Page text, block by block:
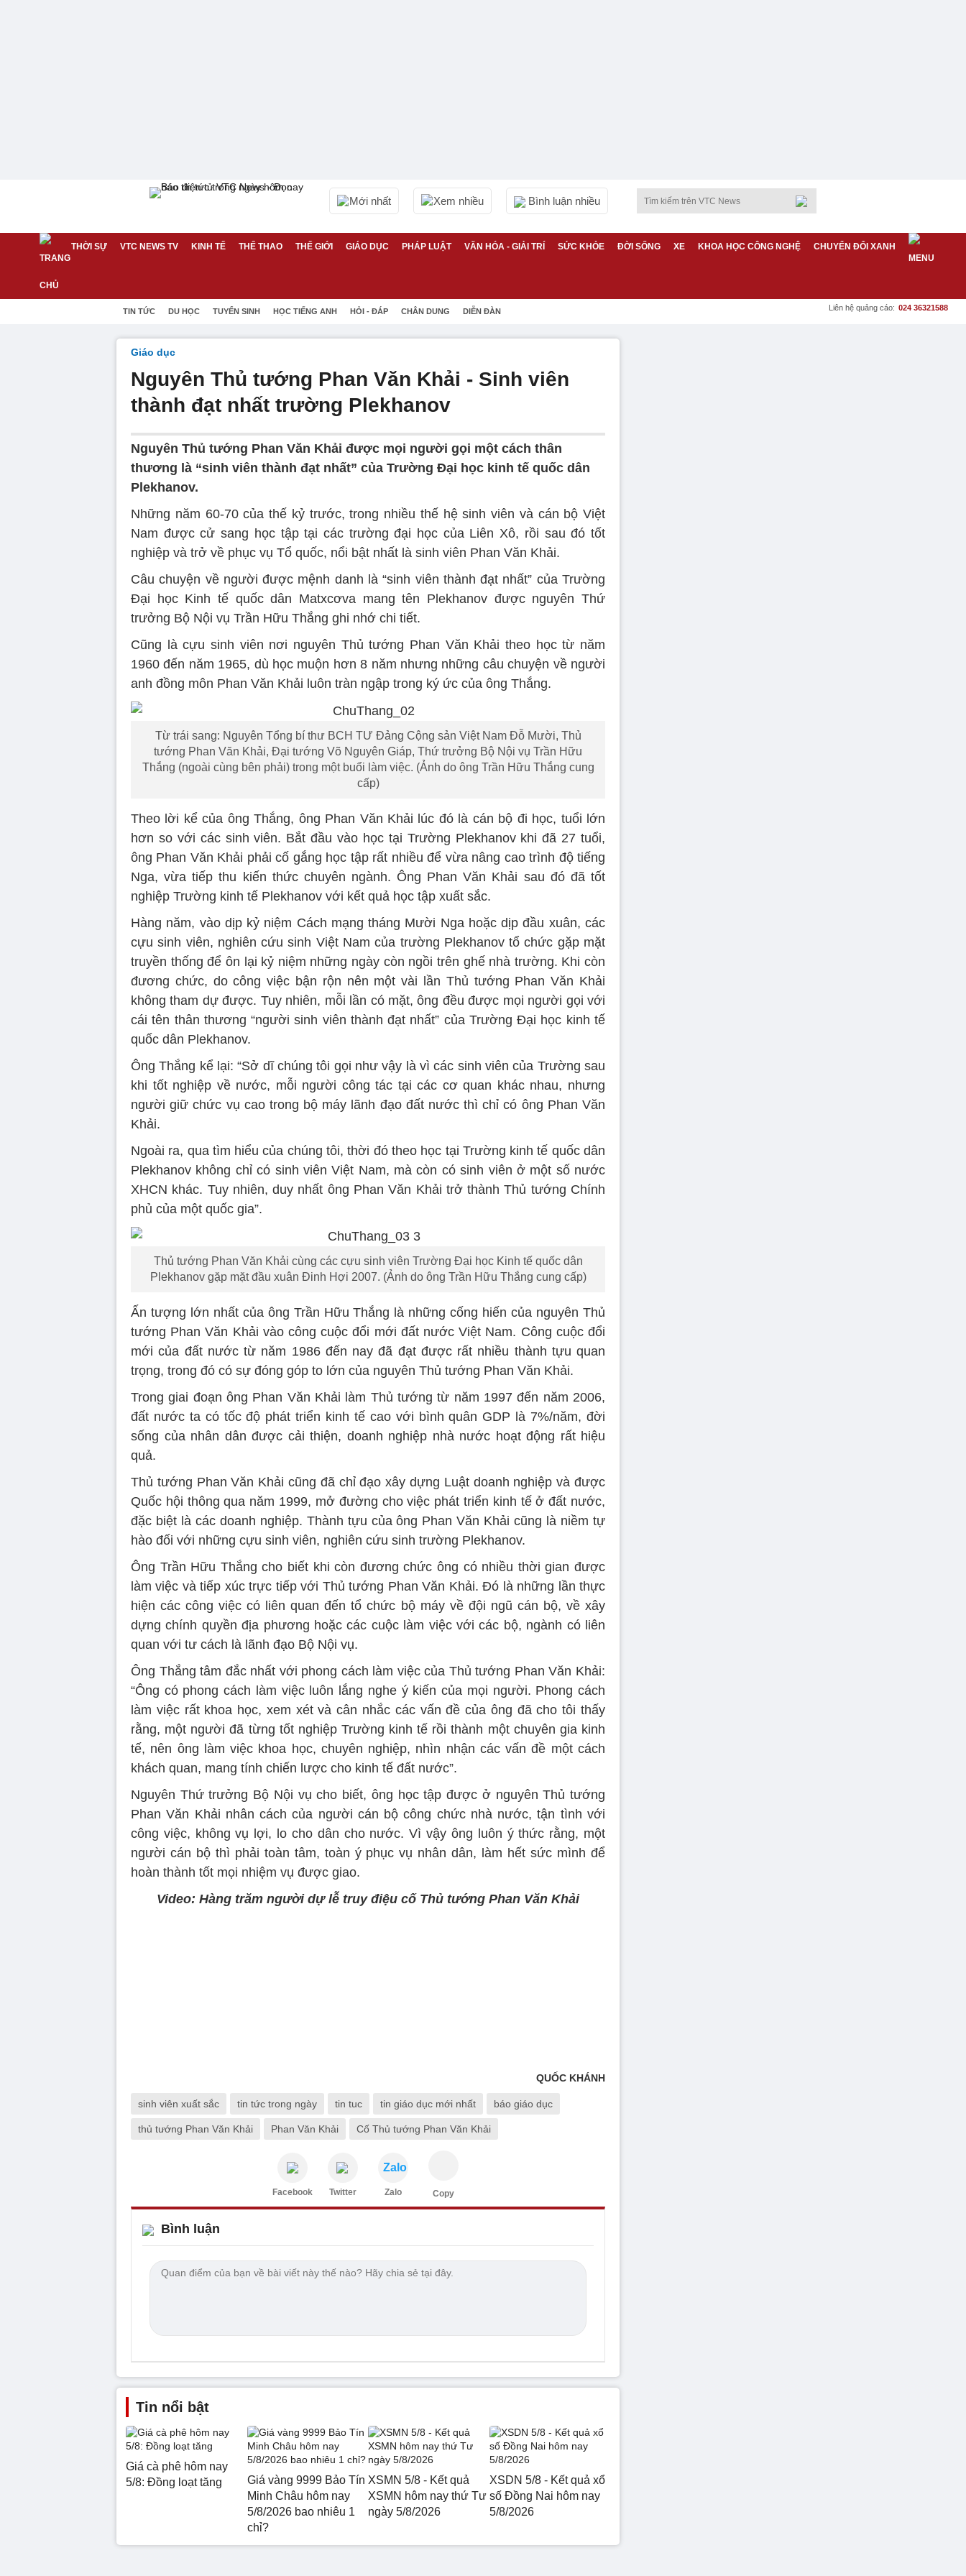
Mới nhất Xem nhiều Bình luận nhiều
THỜI SỰ VTC NEWS TV KINH TẾ THỂ THAO THẾ GIỚI GIÁO DỤC PHÁP LUẬT VĂN HÓA - GIẢI TRÍ SỨC KHỎE ĐỜI SỐNG XE KHOA HỌC CÔNG NGHỆ CHUYỂN ĐỔI XANH
TIN TỨC DU HỌC TUYỂN SINH HỌC TIẾNG ANH HỎI - ĐÁP CHÂN DUNG DIỄN ĐÀN Liên hệ quảng cáo: 024 36321588
Giáo dục
Nguyên Thủ tướng Phan Văn Khải - Sinh viên
thành đạt nhất trường Plekhanov
Nguyên Thủ tướng Phan Văn Khải được mọi người gọi một cách thân
thương là “sinh viên thành đạt nhất” của Trường Đại học kinh tế quốc dân
Plekhanov.
Những năm 60-70 của thế kỷ trước, trong nhiều thế hệ sinh viên và cán bộ Việt
Nam được cử sang học tập tại các trường đại học của Liên Xô, rồi sau đó tốt
nghiệp và trở về phục vụ Tổ quốc, nổi bật nhất là sinh viên Phan Văn Khải.
Câu chuyện về người được mệnh danh là “sinh viên thành đạt nhất” của Trường
Đại học Kinh tế quốc dân Matxcơva mang tên Plekhanov được nguyên Thứ
trưởng Bộ Nội vụ Trần Hữu Thắng ghi nhớ chi tiết.
Cũng là cựu sinh viên nơi nguyên Thủ tướng Phan Văn Khải theo học từ năm
1960 đến năm 1965, dù học muộn hơn 8 năm nhưng những câu chuyện về người
anh đồng môn Phan Văn Khải luôn tràn ngập trong ký ức của ông Thắng.
Từ trái sang: Nguyên Tổng bí thư BCH TƯ Đảng Cộng sản Việt Nam Đỗ Mười, Thủ
tướng Phan Văn Khải, Đại tướng Võ Nguyên Giáp, Thứ trưởng Bộ Nội vụ Trần Hữu
Thắng (ngoài cùng bên phải) trong một buổi làm việc. (Ảnh do ông Trần Hữu Thắng cung
cấp)
Theo lời kể của ông Thắng, ông Phan Văn Khải lúc đó là cán bộ đi học, tuổi lớn
hơn so với các sinh viên. Bắt đầu vào học tại Trường Plekhanov khi đã 27 tuổi,
ông Phan Văn Khải phải cố gắng học tập rất nhiều để vừa nâng cao trình độ tiếng
Nga, vừa tiếp thu kiến thức chuyên ngành. Ông Phan Văn Khải sau đó đã tốt
nghiệp Trường kinh tế Plekhanov với kết quả học tập xuất sắc.
Hàng năm, vào dịp kỷ niệm Cách mạng tháng Mười Nga hoặc dịp đầu xuân, các
cựu sinh viên, nghiên cứu sinh Việt Nam của trường Plekhanov tổ chức gặp mặt
truyền thống để ôn lại kỷ niệm những ngày còn ngồi trên ghế nhà trường. Khi còn
đương chức, do công việc bận rộn nên một vài lần Thủ tướng Phan Văn Khải
không tham dự được. Tuy nhiên, mỗi lần có mặt, ông đều được mọi người gọi với
cái tên thân thương “người sinh viên thành đạt nhất” của Trường Đại học kinh tế
quốc dân Plekhanov.
Ông Thắng kể lại: “Sở dĩ chúng tôi gọi như vậy là vì các sinh viên của Trường sau
khi tốt nghiệp về nước, mỗi người công tác tại các cơ quan khác nhau, nhưng
người giữ chức vụ cao trong bộ máy lãnh đạo đất nước thì chỉ có ông Phan Văn
Khải.
Ngoài ra, qua tìm hiểu của chúng tôi, thời đó theo học tại Trường kinh tế quốc dân
Plekhanov không chỉ có sinh viên Việt Nam, mà còn có sinh viên ở một số nước
XHCN khác. Tuy nhiên, duy nhất ông Phan Văn Khải trở thành Thủ tướng Chính
phủ của một quốc gia”.
Thủ tướng Phan Văn Khải cùng các cựu sinh viên Trường Đại học Kinh tế quốc dân
Plekhanov gặp mặt đầu xuân Đinh Hợi 2007. (Ảnh do ông Trần Hữu Thắng cung cấp)
Ấn tượng lớn nhất của ông Trần Hữu Thắng là những cống hiến của nguyên Thủ
tướng Phan Văn Khải vào công cuộc đổi mới đất nước Việt Nam. Công cuộc đổi
mới của đất nước từ năm 1986 đến nay đã đạt được rất nhiều thành tựu quan
trọng, trong đó có sự đóng góp to lớn của nguyên Thủ tướng Phan Văn Khải.
Trong giai đoạn ông Phan Văn Khải làm Thủ tướng từ năm 1997 đến năm 2006,
đất nước ta có tốc độ phát triển kinh tế cao với bình quân GDP là 7%/năm, đời
sống của nhân dân được cải thiện, doanh nghiệp nhà nước hoạt động rất hiệu
quả.
Thủ tướng Phan Văn Khải cũng đã chỉ đạo xây dựng Luật doanh nghiệp và được
Quốc hội thông qua năm 1999, mở đường cho việc phát triển kinh tế ở đất nước,
đặc biệt là các doanh nghiệp. Thành tựu của ông Phan Văn Khải cũng là niềm tự
hào đối với những cựu sinh viên, nghiên cứu sinh trường Plekhanov.
Ông Trần Hữu Thắng cho biết khi còn đương chức ông có nhiều thời gian được
làm việc và tiếp xúc trực tiếp với Thủ tướng Phan Văn Khải. Đó là những lần thực
hiện các công việc có liên quan đến tổ chức bộ máy về đội ngũ cán bộ, về xây
dựng chính quyền địa phương hoặc các cuộc làm việc với các bộ, ngành có liên
quan với tư cách là lãnh đạo Bộ Nội vụ.
Ông Thắng tâm đắc nhất với phong cách làm việc của Thủ tướng Phan Văn Khải:
“Ông có phong cách làm việc luôn lắng nghe ý kiến của mọi người. Phong cách
làm việc rất khoa học, xem xét và cân nhắc các vấn đề của ông đã cho tôi thấy
rằng, một người đã từng tốt nghiệp Trường kinh tế rồi thành một chuyên gia kinh
tế, nên ông làm việc khoa học, chuyên nghiệp, nhìn nhận các vấn đề một cách
khách quan, mang tính chiến lược cho kinh tế đất nước”.
Nguyên Thứ trưởng Bộ Nội vụ cho biết, ông học tập được ở nguyên Thủ tướng
Phan Văn Khải nhân cách của người cán bộ công chức nhà nước, tận tình với
công việc, không vụ lợi, lo cho dân cho nước. Vì vậy ông luôn ý thức rằng, một
người cán bộ thì phải toàn tâm, toàn ý phục vụ nhân dân, làm hết sức mình để
hoàn thành tốt mọi nhiệm vụ được giao.
Video: Hàng trăm người dự lễ truy điệu cố Thủ tướng Phan Văn Khải
QUỐC KHÁNH
sinh viên xuất sắc tin tức trong ngày tin tuc tin giáo dục mới nhất báo giáo dục
thủ tướng Phan Văn Khải Phan Văn Khải Cố Thủ tướng Phan Văn Khải
Facebook Twitter
Zalo
Zalo Copy
Bình luận
Tin nổi bật
Giá cà phê hôm nay
5/8: Đồng loạt tăng
Giá vàng 9999 Bảo Tín
Minh Châu hôm nay
5/8/2026 bao nhiêu 1
chỉ?
XSMN 5/8 - Kết quả
XSMN hôm nay thứ Tư
ngày 5/8/2026
XSDN 5/8 - Kết quả xổ
số Đồng Nai hôm nay
5/8/2026